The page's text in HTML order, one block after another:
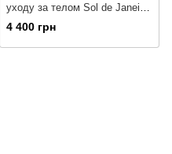
уходу за телом Sol de Janeiro
Hydration Celebration Body
4 400 грн